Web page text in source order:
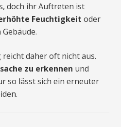
doch ihr Auftreten ist
Feuchtigkeit oder
daher oft nicht aus.
zu erkennen und
so lässt sich ein erneuter